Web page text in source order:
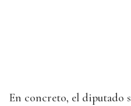
En concreto, el diputado